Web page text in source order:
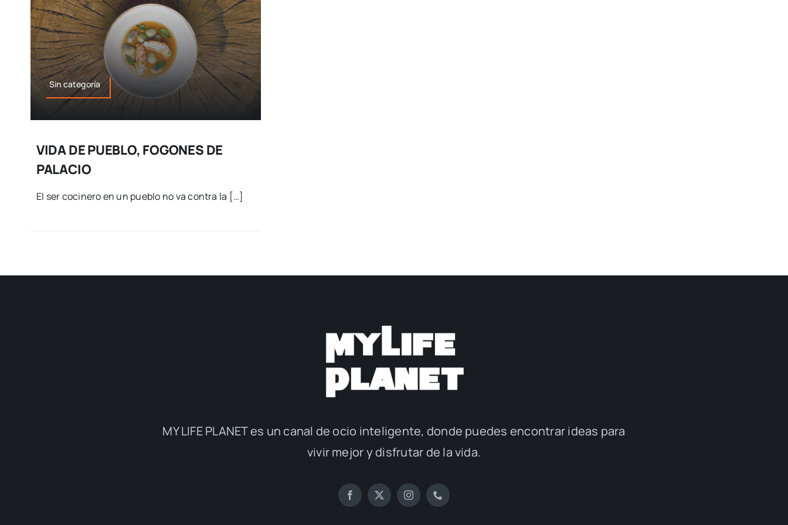
Sin categoría
VIDA DE PUEBLO, FOGONES DE
PALACIO
El ser cocinero en un pueblo no va contra la […]
MY LIFE PLANET es un canal de ocio inteligente, donde puedes encontrar ideas para
vivir mejor y disfrutar de la vida.